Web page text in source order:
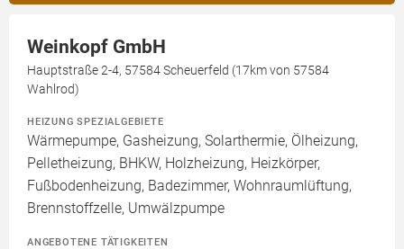
Weinkopf GmbH
Hauptstraße 2-4, 57584 Scheuerfeld (17km von 57584
Wahlrod)
HEIZUNG SPEZIALGEBIETE
Wärmepumpe, Gasheizung, Solarthermie, Ölheizung,
Pelletheizung, BHKW, Holzheizung, Heizkörper,
Fußbodenheizung, Badezimmer, Wohnraumlüftung,
Brennstoffzelle, Umwälzpumpe
ANGEBOTENE TÄTIGKEITEN